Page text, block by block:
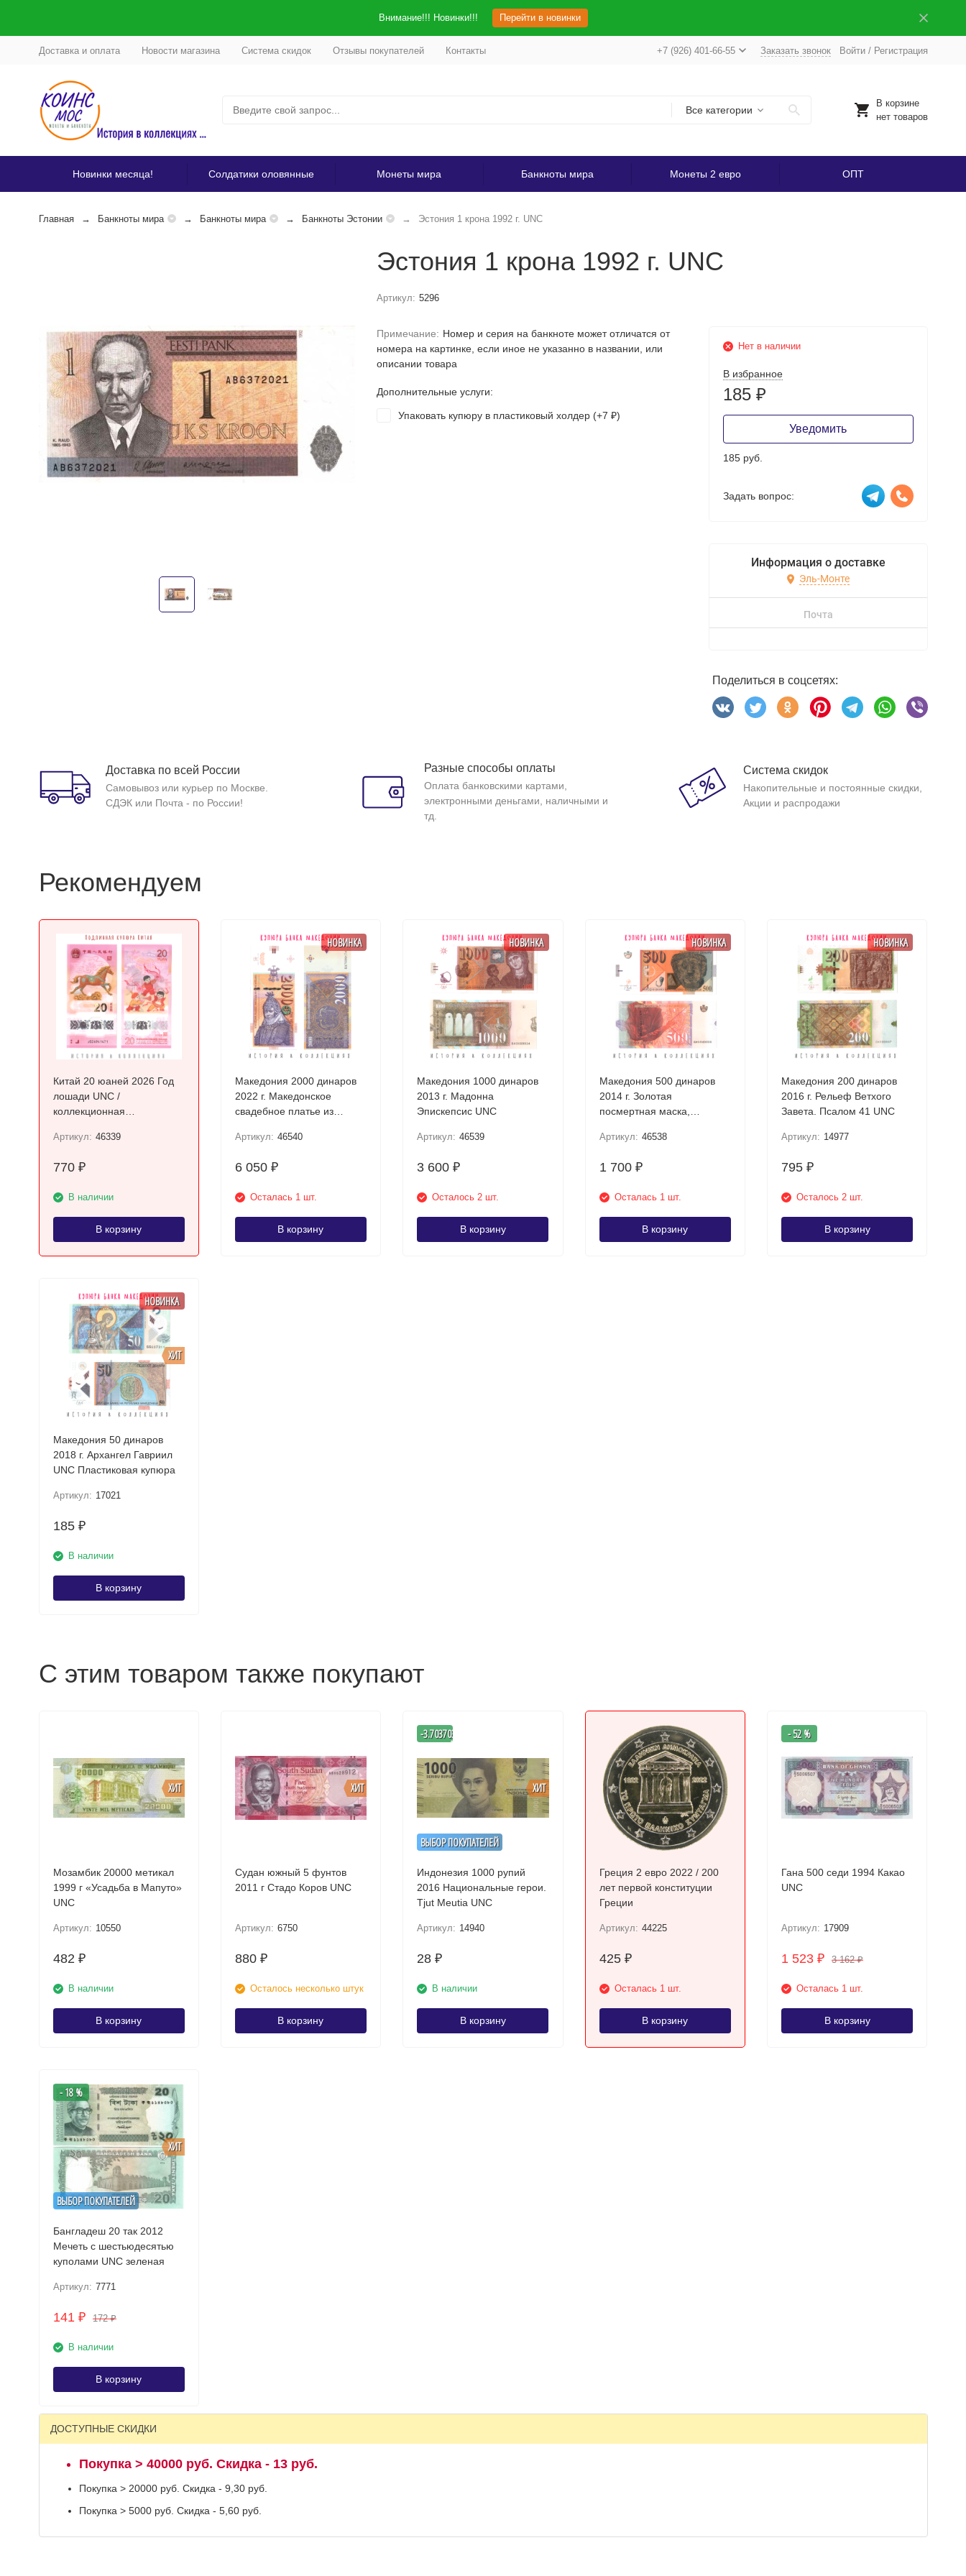
Внимание!!! Новинки!!! Перейти в новинки
Доставка и оплата Новости магазина Система скидок Отзывы покупателей Контакты +7 (926) 401-66-55 Заказать звонок Войти/ Регистрация
Все категории
В корзине
нет товаров
Новинки месяца! Солдатики оловянные Монеты мира Банкноты мира Монеты 2 евро ОПТ
Главная Банкноты мира Банкноты мира Банкноты Эстонии Эстония 1 крона 1992 г. UNC
Эстония 1 крона 1992 г. UNC
Артикул: 5296
Примечание: Номер и серия на банкноте может отличатся от
номера на картинке, если иное не указанно в названии, или
описании товара
Дополнительные услуги:
Упаковать купюру в пластиковый холдер (+7 ₽)
Нет в наличии
В избранное
185 ₽
Уведомить
185 руб.
Задать вопрос:
Информация о доставке
Эль-Монте
Почта
Поделиться в соцсетях:
Доставка по всей России
Самовывоз или курьер по Москве.
СДЭК или Почта - по России!
Разные способы оплаты
Оплата банковскими картами,
электронными деньгами, наличными и
тд.
Система скидок
Накопительные и постоянные скидки,
Акции и распродажи
Рекомендуем
Китай 20 юаней 2026 Год
лошади UNC /
коллекционная
Артикул: 46339
770 ₽
В наличии
В корзину
НОВИНКА
Македония 2000 динаров
2022 г. Македонское
свадебное платье из
Артикул: 46540
6 050 ₽
Осталась 1 шт.
В корзину
НОВИНКА
Македония 1000 динаров
2013 г. Мадонна
Эпискепсис UNC
Артикул: 46539
3 600₽
Осталось 2 шт.
В корзину
НОВИНКА
Македония 500 динаров
2014 г. Золотая
посмертная маска,
Артикул: 46538
1 700 ₽
Осталась 1 шт.
В корзину
НОВИНКА
Македония 200 динаров
2016 г. Рельеф Ветхого
Завета. Псалом 41 UNC
Артикул: 14977
795₽
Осталось 2 шт.
В корзину
ХИТ
НОВИНКА
Македония 50 динаров
2018 г. Архангел Гавриил
UNC Пластиковая купюра
Артикул: 17021
185 ₽
В наличии
В корзину
С этим товаром также покупают
ХИТ
Мозамбик 20000 метикал
1999 г «Усадьба в Мапуто»
UNC
Артикул: 10550
482 ₽
В наличии
В корзину
ХИТ
Судан южный 5 фунтов
2011 г Стадо Коров UNC
Артикул: 6750
880 ₽
Осталось несколько штук
В корзину
ВЫБОР ПОКУПАТЕЛЕЙ
ХИТ
-
-3.7037037037037
%
Индонезия 1000 рупий
2016 Национальные герои.
Tjut Meutia UNC
Артикул: 14940
28₽
В наличии
В корзину
Греция 2 евро 2022 / 200
лет первой конституции
Греции
Артикул: 44225
425 ₽
Осталась 1 шт.
В корзину
- 52 %
Гана 500 седи 1994 Какао
UNC
Артикул: 17909
1 523₽ 3 162₽
Осталась 1 шт.
В корзину
ВЫБОР ПОКУПАТЕЛЕЙ
ХИТ
- 18 %
Бангладеш 20 так 2012
Мечеть с шестьюдесятью
куполами UNC зеленая
Артикул: 7771
141 ₽ 172₽
В наличии
В корзину
ДОСТУПНЫЕ СКИДКИ
Покупка > 40000 руб. Скидка - 13 руб.
Покупка > 20000 руб. Скидка - 9,30 руб.
Покупка > 5000 руб. Скидка - 5,60 руб.